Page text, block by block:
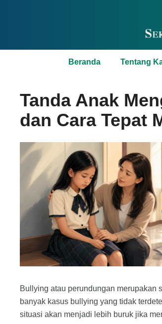
Beranda Tentang
Tanda Anak
dan Cara Tepat
Bullying atau perundungan merupakan
banyak kasus bullying yang tidak
situasi akan menjadi lebih buruk jika